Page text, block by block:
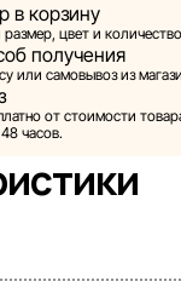
или сбоев. Мы
ссылки на
сайте.
за собой право в
в корзину
цвет и
получения
или самовывоз из
от стоимости
часов.